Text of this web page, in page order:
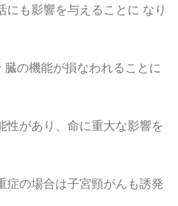
も影響を与えることに なり
の機能が損なわれることに
があり、命に重大な影響を
症の場合は子宮頸がんも誘発